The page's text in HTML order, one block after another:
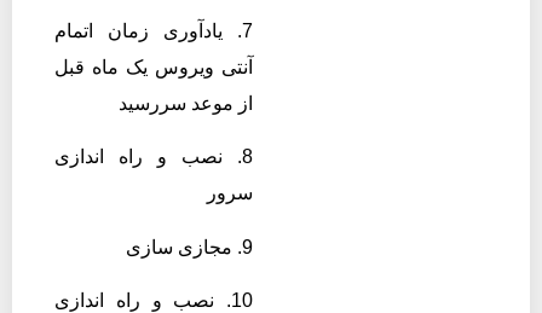
7. یادآوری زمان اتمام
آنتی ویروس یک ماه قبل
از موعد سررسید
8. نصب و راه اندازی
سرور
9. مجازی سازی
10. نصب و راه اندازی